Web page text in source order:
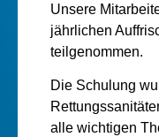
Unsere
jährlichen
teilgenommen.
Die Schulung
alle wichtigen